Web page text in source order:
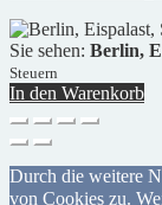
Sie sehen: Berlin,
Steuern
In den Warenkorb
Durch die weitere
von Cookies zu.